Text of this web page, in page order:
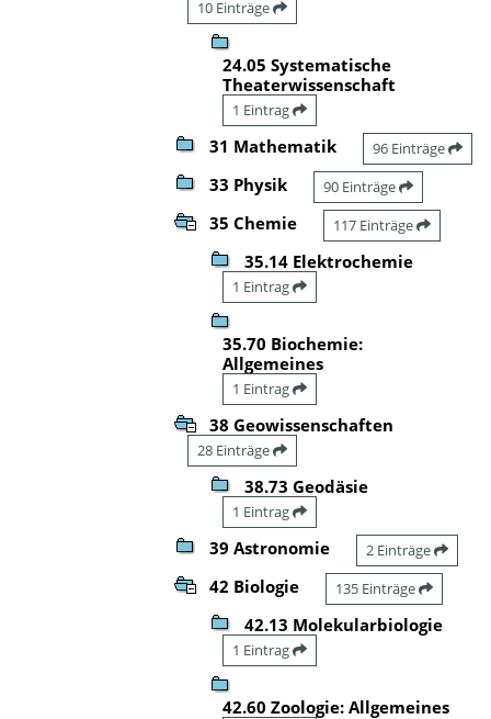
10 Einträge
24.05 Systematische
Theaterwissenschaft
1 Eintrag
31 Mathematik 96 Einträge
33 Physik 90 Einträge
35 Chemie 117 Einträge
35.14 Elektrochemie
1 Eintrag
35.70 Biochemie:
Allgemeines
1 Eintrag
38 Geowissenschaften
28 Einträge
38.73 Geodäsie
1 Eintrag
39 Astronomie 2 Einträge
42 Biologie 135 Einträge
42.13 Molekularbiologie
1 Eintrag
42.60 Zoologie: Allgemeines